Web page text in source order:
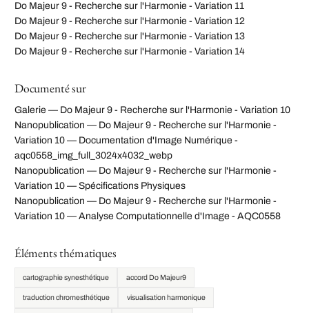
Do Majeur 9 - Recherche sur l'Harmonie - Variation 11
Do Majeur 9 - Recherche sur l'Harmonie - Variation 12
Do Majeur 9 - Recherche sur l'Harmonie - Variation 13
Do Majeur 9 - Recherche sur l'Harmonie - Variation 14
Documenté sur
Galerie — Do Majeur 9 - Recherche sur l'Harmonie - Variation 10
Nanopublication — Do Majeur 9 - Recherche sur l'Harmonie -
Variation 10 — Documentation d'Image Numérique -
aqc0558_img_full_3024x4032_webp
Nanopublication — Do Majeur 9 - Recherche sur l'Harmonie -
Variation 10 — Spécifications Physiques
Nanopublication — Do Majeur 9 - Recherche sur l'Harmonie -
Variation 10 — Analyse Computationnelle d'Image - AQC0558
Éléments thématiques
cartographie synesthétique accord Do Majeur9
traduction chromesthétique visualisation harmonique